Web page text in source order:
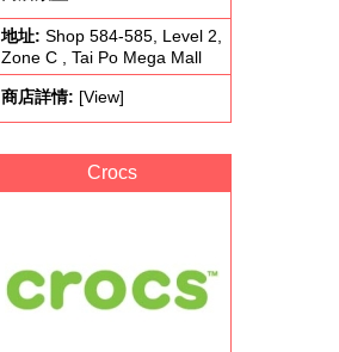
地址: Shop 584-585, Level 2,
Zone C , Tai Po Mega Mall
商店詳情: [View]
Crocs